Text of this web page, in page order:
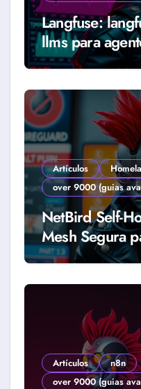
Langfuse:
llms para
real (Guía
Artículos
over 9000 (guias
NetBird Self-
Mesh Segura
2026)
Artículos
n8n
over 9000 (guias